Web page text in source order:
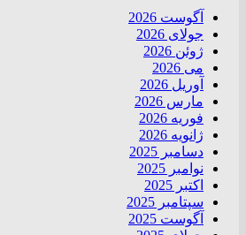
آگوست 2026
جولای 2026
ژوئن 2026
می 2026
آوریل 2026
مارس 2026
فوریه 2026
ژانویه 2026
دسامبر 2025
نوامبر 2025
اکتبر 2025
سپتامبر 2025
آگوست 2025